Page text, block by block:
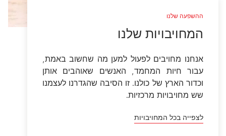
ההשפעה שלנו
המחויבויות שלנו
אנחנו מחויבים לפעול למען מה שחשוב באמת,
עבור חיות המחמד, האנשים שאוהבים אותן
וכדור הארץ של כולנו. זו הסיבה שהגדרנו לעצמנו
שש מחויבויות מרכזיות.
לצפייה בכל המחויבויות